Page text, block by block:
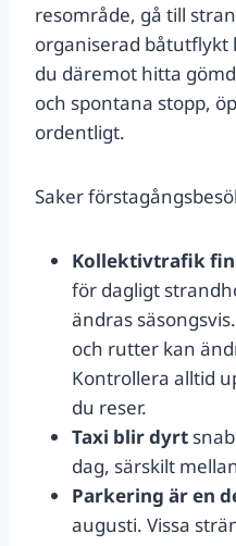
resområde, gå till
organiserad båtutflykt
du däremot hitta
och spontana stopp,
ordentligt.
Saker
Kollektivtrafik
för dagligt
ändras
och rutter kan
Kontrollera alltid
du reser.
Taxi blir dyrt
dag, särskilt
Parkering är en
augusti. Vissa